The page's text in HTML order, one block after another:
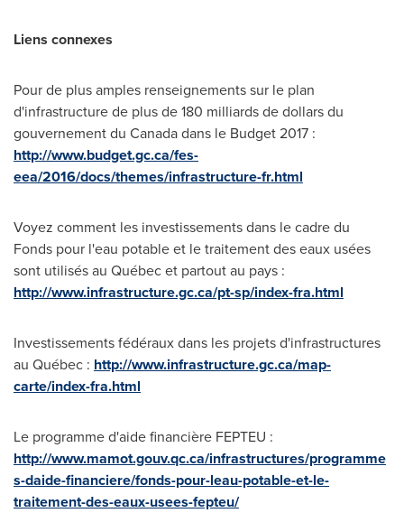
Liens connexes
Pour de plus amples renseignements sur le plan
d'infrastructure de plus de 180 milliards de dollars du
gouvernement du Canadadans le Budget 2017 :
http://www.budget.gc.ca/fes-
eea/2016/docs/themes/infrastructure-fr.html
Voyez comment les investissements dans le cadre du
Fonds pour l'eau potable et le traitement des eaux usées
sont utilisés au Québec et partout au pays :
http://www.infrastructure.gc.ca/pt-sp/index-fra.html
Investissements fédéraux dans les projets d'infrastructures
au Québec : http://www.infrastructure.gc.ca/map-
carte/index-fra.html
Le programme d'aide financière FEPTEU :
http://www.mamot.gouv.qc.ca/infrastructures/programme
s-daide-financiere/fonds-pour-leau-potable-et-le-
traitement-des-eaux-usees-fepteu/